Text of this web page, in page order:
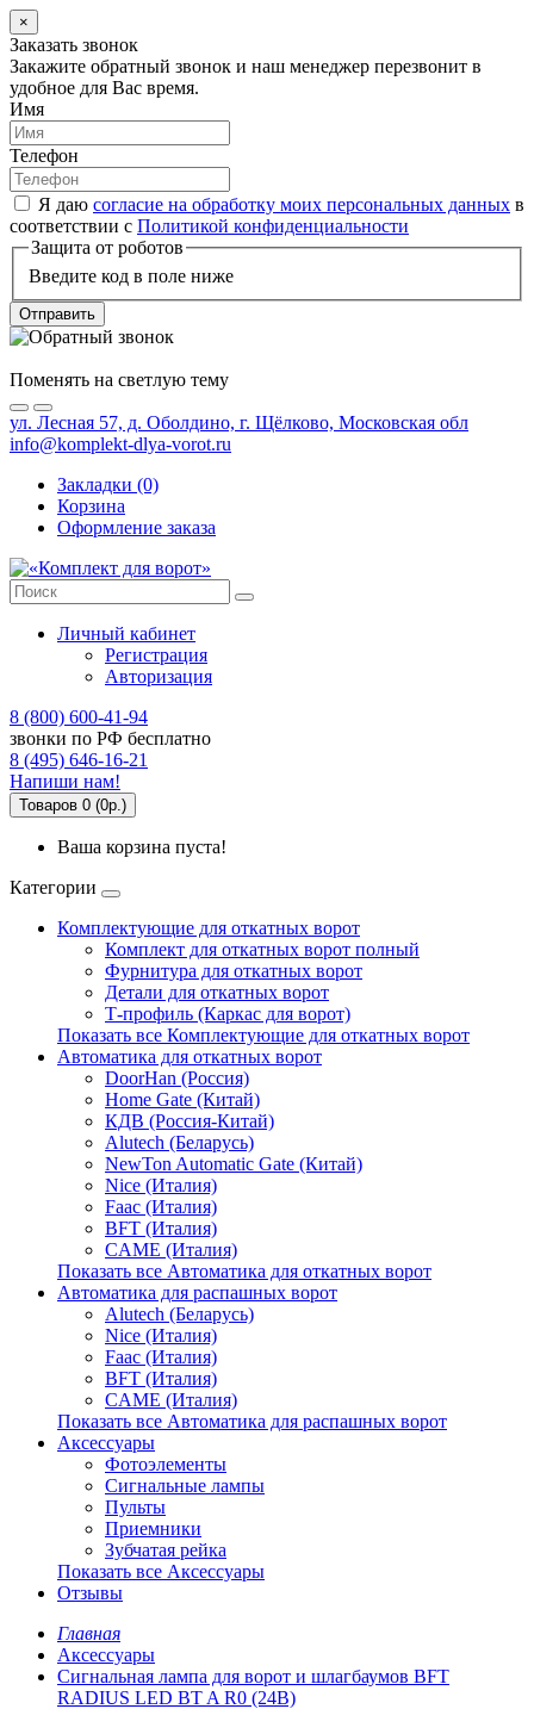
×
Заказать звонок
Закажите обратный звонок и наш менеджер перезвонит в
удобное для Вас время.
Имя
Телефон
Я даю согласие на обработку моих персональных данных в
соответствии с Политикой конфиденциальности
Защита от роботов
Введите код в поле ниже
Отправить
Поменять на светлую тему
ул. Лесная 57, д. Оболдино, г. Щёлково, Московская обл
info@komplekt-dlya-vorot.ru
Закладки (0)
Корзина
Оформление заказа
Личный кабинет
Регистрация
Авторизация
8 (800) 600-41-94
звонки по РФ бесплатно
8 (495) 646-16-21
Напиши нам!
Товаров 0 (0р.)
Ваша корзина пуста!
Категории
Комплектующие для откатных ворот
Комплект для откатных ворот полный
Фурнитура для откатных ворот
Детали для откатных ворот
Т-профиль (Каркас для ворот)
Показать все Комплектующие для откатных ворот
Автоматика для откатных ворот
DoorHan (Россия)
Home Gate (Китай)
КДВ (Россия-Китай)
Alutech (Беларусь)
NewTon Automatic Gate (Китай)
Nice (Италия)
Faac (Италия)
BFT (Италия)
CAME (Италия)
Показать все Автоматика для откатных ворот
Автоматика для распашных ворот
Alutech (Беларусь)
Nice (Италия)
Faac (Италия)
BFT (Италия)
CAME (Италия)
Показать все Автоматика для распашных ворот
Аксессуары
Фотоэлементы
Сигнальные лампы
Пульты
Приемники
Зубчатая рейка
Показать все Аксессуары
Отзывы
Главная
Аксессуары
Сигнальная лампа для ворот и шлагбаумов BFT
RADIUS LED BT A R0 (24В)